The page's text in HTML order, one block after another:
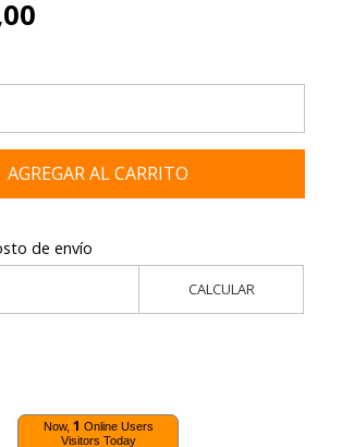
AGREGAR AL CARRITO
de envío
CALCULAR
Now, 1 Online Users
Visitors Today